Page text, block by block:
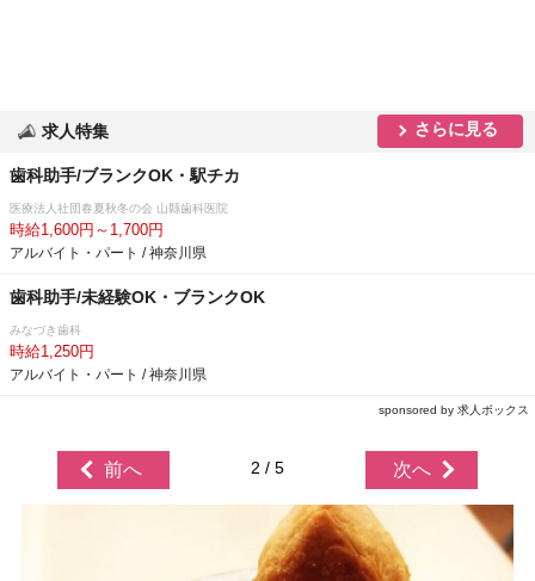
求人特集 さらに見る
歯科助手/ブランクOK・駅チカ
医療法人社団春夏秋冬の会 山縣歯科医院
時給1,600円～1,700円
アルバイト・パート / 神奈川県
歯科助手/未経験OK・ブランクOK
みなづき歯科
時給1,250円
アルバイト・パート / 神奈川県
sponsored by 求人ボックス
前へ 2 / 5 次へ